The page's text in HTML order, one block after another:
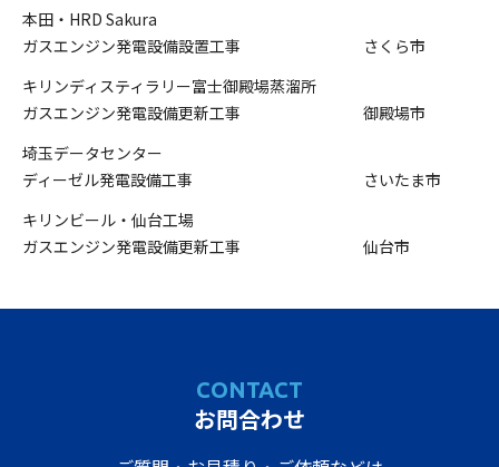
本田・HRD Sakura
ガスエンジン発電設備設置工事
さくら市
キリンディスティラリー富士御殿場蒸溜所
ガスエンジン発電設備更新工事
御殿場市
埼玉データセンター
ディーゼル発電設備工事
さいたま市
キリンビール・仙台工場
ガスエンジン発電設備更新工事
仙台市
CONTACT
お問合わせ